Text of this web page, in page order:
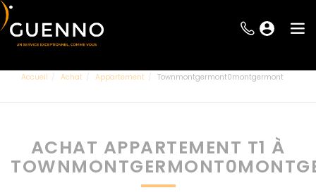
Accueil Achat Appartement Townmontgermont0montgermont
ACHAT APPARTEMENT T1 À